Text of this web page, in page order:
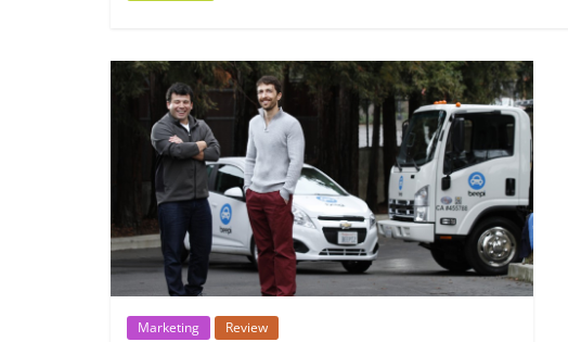
รน
ไชส์,
ที่
ปรึกษา
แฟ
Marketing Review